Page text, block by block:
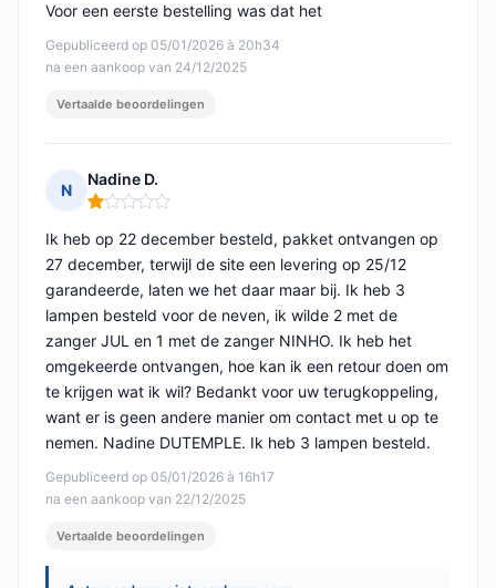
Gepubliceerd op 05/01/2026 à 20h34
na een aankoop van 24/12/2025
Voor een eerste bestelling was dat het
Vertaalde beoordelingen
N
Nadine D.
Opmerking: 1 van 5
Gepubliceerd op 05/01/2026 à 16h17
na een aankoop van 22/12/2025
Ik heb op 22 december besteld, pakket ontvangen op
27 december, terwijl de site een levering op 25/12
garandeerde, laten we het daar maar bij. Ik heb 3
lampen besteld voor de neven, ik wilde 2 met de
zanger JUL en 1 met de zanger NINHO. Ik heb het
omgekeerde ontvangen, hoe kan ik een retour doen om
te krijgen wat ik wil? Bedankt voor uw terugkoppeling,
want er is geen andere manier om contact met u op te
nemen. Nadine DUTEMPLE. Ik heb 3 lampen besteld.
Vertaalde beoordelingen